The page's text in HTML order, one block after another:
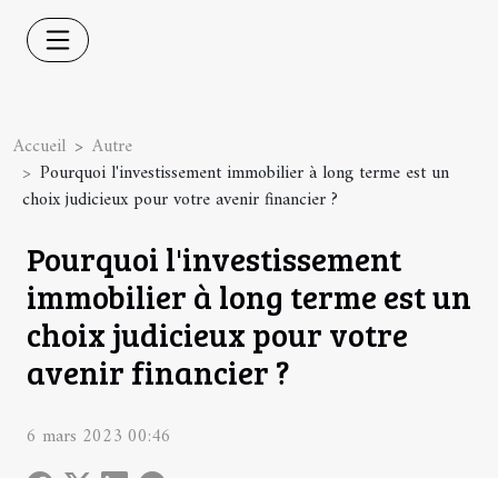
Accueil
Autre
Pourquoi l'investissement immobilier à long terme est un
choix judicieux pour votre avenir financier ?
Pourquoi l'investissement
immobilier à long terme est un
choix judicieux pour votre
avenir financier ?
6 mars 2023 00:46